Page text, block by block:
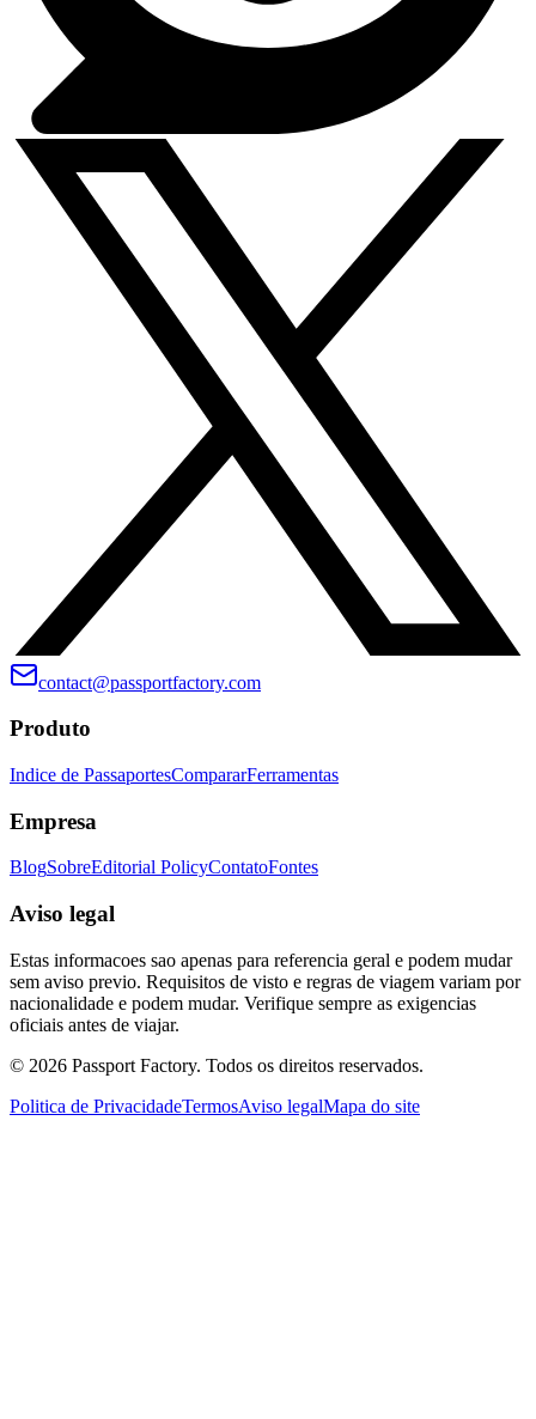
contact@passportfactory.com
Produto
Indice de PassaportesCompararFerramentas
Empresa
BlogSobreEditorial PolicyContatoFontes
Aviso legal
Estas informacoes sao apenas para referencia geral e podem mudar
sem aviso previo. Requisitos de visto e regras de viagem variam por
nacionalidade e podem mudar. Verifique sempre as exigencias
oficiais antes de viajar.
© 2026 Passport Factory. Todos os direitos reservados.
Politica de PrivacidadeTermosAviso legalMapa do site